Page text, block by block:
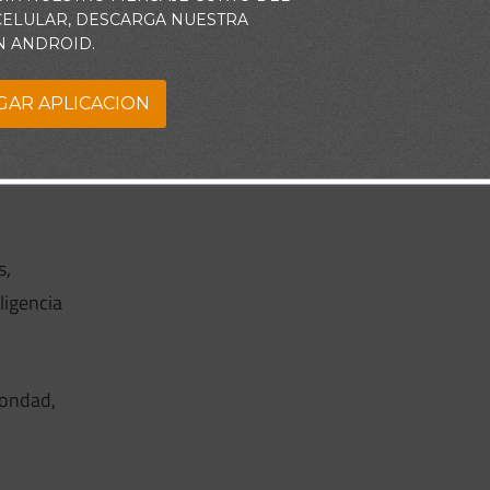
DESCARGA NUESTRA
ANDROID.
APLICACION